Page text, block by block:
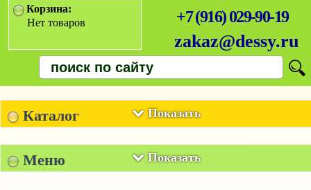
+7 (916) 029-90-19
zakaz@dessy.ru
Корзина:
Нет товаров
Показать
Каталог
Показать
Меню